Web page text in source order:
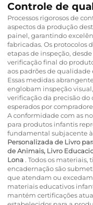
Controle de
Processos rigorosos de
aspectos da produção
painel, garantindo
fabricadas. Os protocolos
etapas de inspeção,
verificação final do
aos padrões de
Essas medidas
englobam inspeção
verificação da precisão
esperados por
A conformidade com as
para produtos infantis
fundamental subjacente
Personalizada de Livro
de Animais, Livro
Lona . Todos os
encadernação são
que atendam ou
materiais educativos
mantém certificações